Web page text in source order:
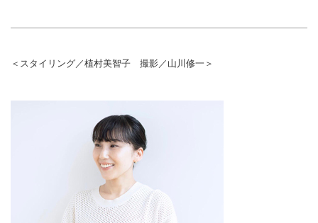
＜スタイリング／植村美智子 撮影／山川修一＞